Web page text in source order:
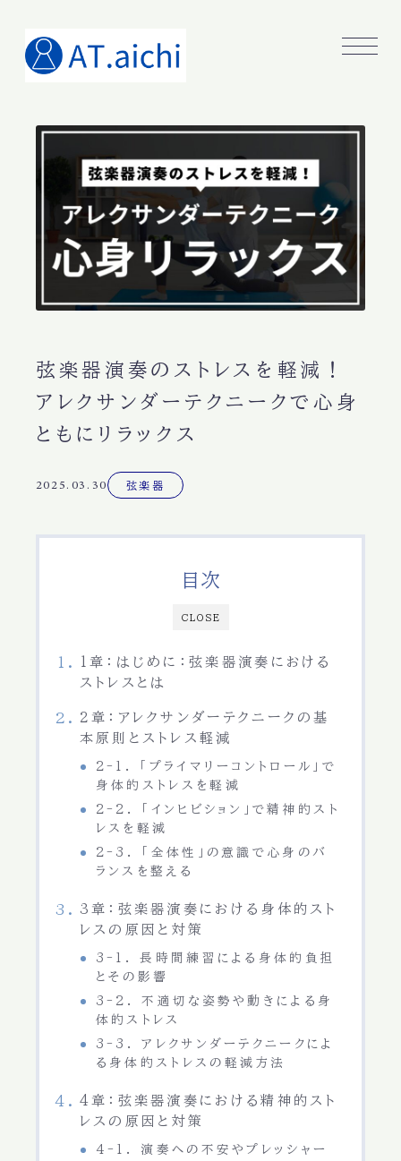
弦楽器演奏のストレスを軽減！
アレクサンダーテクニークで心身
ともにリラックス
2025.03.30 弦楽器
CLOSE
目次
1章：はじめに：弦楽器演奏における
ストレスとは
2章：アレクサンダーテクニークの基
本原則とストレス軽減
2-1. 「プライマリーコントロール」で
身体的ストレスを軽減
2-2. 「インヒビション」で精神的スト
レスを軽減
2-3. 「全体性」の意識で心身のバ
ランスを整える
3章：弦楽器演奏における身体的スト
レスの原因と対策
3-1. 長時間練習による身体的負担
とその影響
3-2. 不適切な姿勢や動きによる身
体的ストレス
3-3. アレクサンダーテクニークによ
る身体的ストレスの軽減方法
4章：弦楽器演奏における精神的スト
レスの原因と対策
4-1. 演奏への不安やプレッシャー